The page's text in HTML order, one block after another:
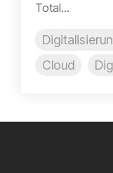
Total...
Cloud